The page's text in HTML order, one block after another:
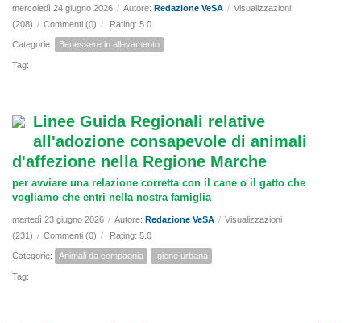
mercoledì 24 giugno 2026 / Autore: Redazione VeSA / Visualizzazioni
(208) / Commenti (0) / Rating: 5.0
Categorie: Benessere in allevamento
Tag:
Linee Guida Regionali relative
all'adozione consapevole di animali
d'affezione nella Regione Marche
per avviare una relazione corretta con il cane o il gatto che
vogliamo che entri nella nostra famiglia
martedì 23 giugno 2026 / Autore: Redazione VeSA / Visualizzazioni
(231) / Commenti (0) / Rating: 5.0
Categorie: Animali da compagnia Igiene urbana
Tag: